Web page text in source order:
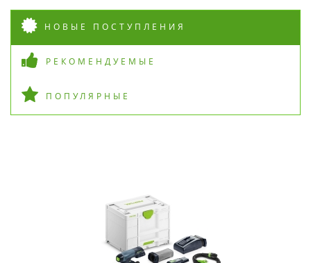
НОВЫЕ ПОСТУПЛЕНИЯ
РЕКОМЕНДУЕМЫЕ
ПОПУЛЯРНЫЕ